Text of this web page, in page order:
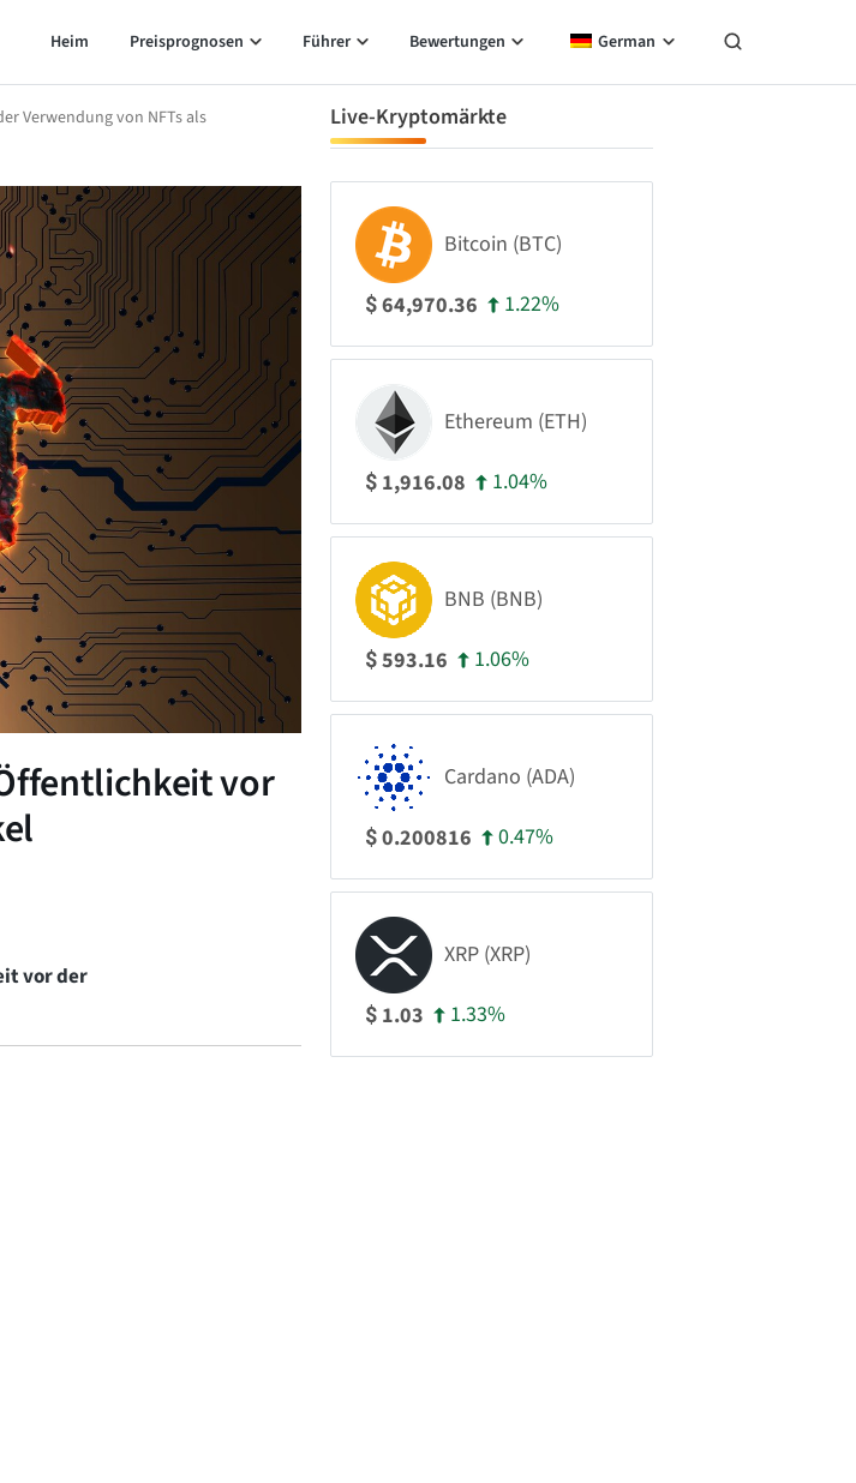
Heim Preisprognosen Führer Bewertungen German
Verwendung von NFTs als
vor
vor der
Live-Kryptomärkte
Bitcoin (BTC)
$64,970.36 1.22%
Ethereum (ETH)
$ 1,916.08 1.04%
BNB (BNB)
$593.16 1.06%
Cardano (ADA)
$0.200816 0.47%
XRP (XRP)
$ 1.03 1.33%